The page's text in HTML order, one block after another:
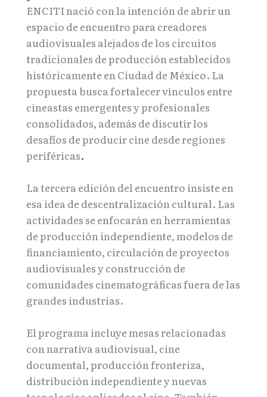
ENCITI nació con la intención de abrir un
espacio de encuentro para creadores
audiovisuales alejados de los circuitos
tradicionales de producción establecidos
históricamente en Ciudad de México. La
propuesta busca fortalecer vínculos entre
cineastas emergentes y profesionales
consolidados, además de discutir los
desafíos de producir cine desde regiones
periféricas.
La tercera edición del encuentro insiste en
esa idea de descentralización cultural. Las
actividades se enfocarán en herramientas
de producción independiente, modelos de
financiamiento, circulación de proyectos
audiovisuales y construcción de
comunidades cinematográficas fuera de las
grandes industrias.
El programa incluye mesas relacionadas
con narrativa audiovisual, cine
documental, producción fronteriza,
distribución independiente y nuevas